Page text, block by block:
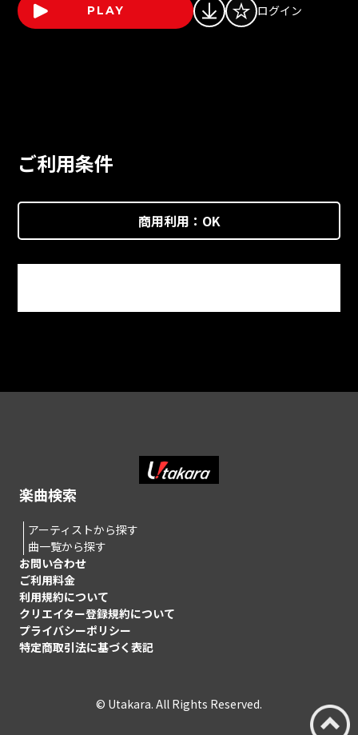
PLAY ログイン
ご利用条件
商用利用： OK
楽曲検索
アーティストから探す
曲一覧から探す
お問い合わせ
ご利用料金
利用規約について
クリエイター登録規約について
プライバシーポリシー
特定商取引法に基づく表記
© Utakara. All Rights Reserved.